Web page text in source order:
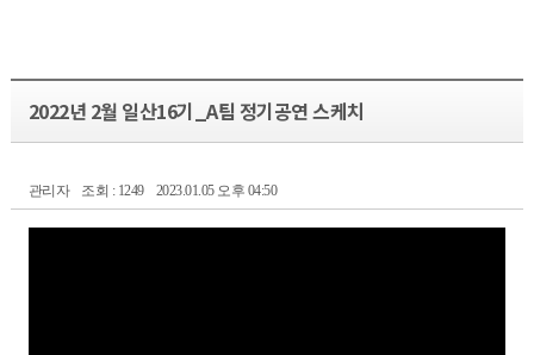
2022년 2월 일산16기_A팀 정기공연 스케치
관리자 조회 : 1249 2023.01.05 오후 04:50